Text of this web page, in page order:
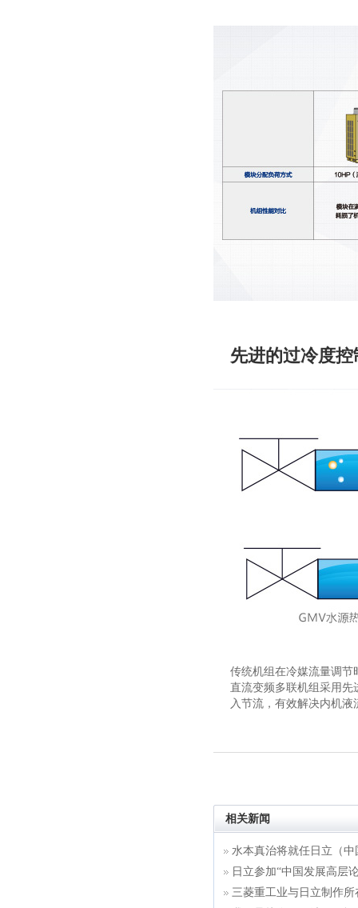
先进的过冷度控
传统机组在冷媒流量调节
直流变频多联机组采用先
入节流，有效解决内机
相关新闻
水本真治将就任日立（
日立参加“中国发展高层
三菱重工业与日立制作